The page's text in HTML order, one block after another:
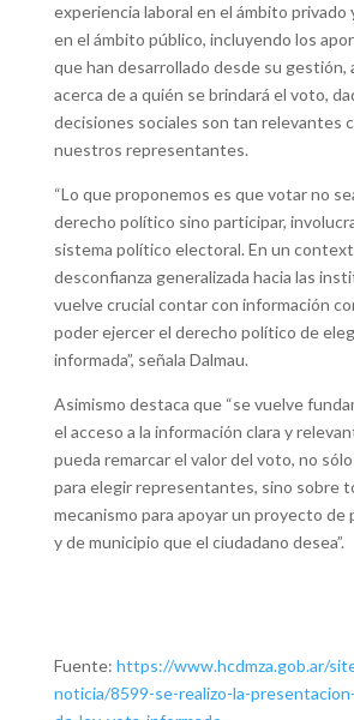
experiencia laboral en el ámbito privado
en el ámbito público, incluyendo los
que han desarrollado desde su gestión,
acerca de a quién se brindará el voto,
decisiones sociales son tan relevantes
nuestros representantes.
“Lo que proponemos es que votar no
derecho político sino participar,
sistema político electoral. En un
desconfianza generalizada hacia las
vuelve crucial contar con información
poder ejercer el derecho político de
informada”, señala Dalmau.
Asimismo destaca que “se vuelve
el acceso a la información clara y
pueda remarcar el valor del voto, no
para elegir representantes, sino sobre
mecanismo para apoyar un proyecto de
y de municipio que el ciudadano desea”.
Fuente: https://www.hcdmza.gob.ar/
noticia/8599-se-realizo-la-